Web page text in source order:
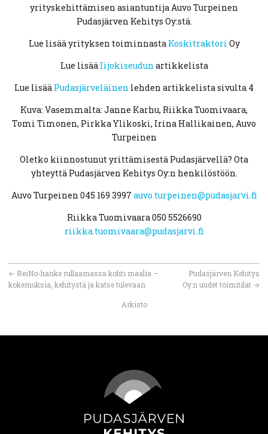
yrityskehittämisen asiantuntija Auvo Turpeinen
Pudasjärven Kehitys Oy:stä.
Lue lisää yrityksen toiminnasta Koskitraktori Oy
Lue lisää Iijokiseudun artikkelista
Lue lisää Pudasjärveläinen lehden artikkelista sivulta 4
Kuva: Vasemmalta: Janne Karhu, Riikka Tuomivaara,
Tomi Timonen, Pirkka Ylikoski, Irina Hallikainen, Auvo
Turpeinen
Oletko kiinnostunut yrittämisestä Pudasjärvellä? Ota
yhteyttä Pudasjärven Kehitys Oy:n henkilöstöön.
Auvo Turpeinen 045 169 3997 auvo.turpeinen@pudasjarvi.fi
Riikka Tuomivaara 050 5526690
riikka.tuomivaara@pudasjarvi.fi
← ReiNo-hanke rullaamassa kohti maalia –
kokemuksia, kehitystä ja katse tulevaan
Pudasjärven Kehitys
Oy:n uudet toimitilat →
Arkisto